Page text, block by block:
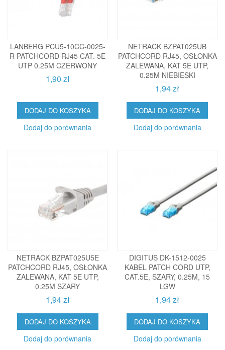
LANBERG PCU5-10CC-0025-
R PATCHCORD RJ45 CAT. 5E
UTP 0.25M CZERWONY
1,90 zł
DODAJ DO KOSZYKA
Dodaj do porównania
NETRACK BZPAT025UB
PATCHCORD RJ45, OSŁONKA
ZALEWANA, KAT 5E UTP,
0.25M NIEBIESKI
1,94 zł
DODAJ DO KOSZYKA
Dodaj do porównania
NETRACK BZPAT025U5E
PATCHCORD RJ45, OSŁONKA
ZALEWANA, KAT 5E UTP,
0.25M SZARY
1,94 zł
DODAJ DO KOSZYKA
Dodaj do porównania
DIGITUS DK-1512-0025
KABEL PATCH CORD UTP,
CAT.5E, SZARY, 0.25M, 15
LGW
1,94 zł
DODAJ DO KOSZYKA
Dodaj do porównania